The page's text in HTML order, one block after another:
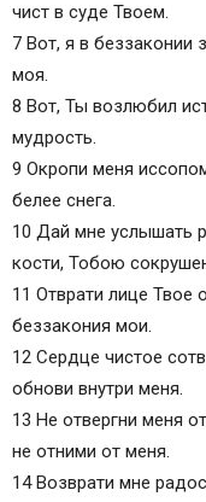
чист в суде Твоем.
7 Вот, я в беззаконии
моя.
8 Вот, Ты возлюбил
мудрость.
9 Окропи меня
белее снега.
10 Дай мне услышать
кости, Тобою
11 Отврати лице Твое
беззакония мои.
12 Сердце чистое
обнови внутри меня.
13 Не отвергни меня
не отними от меня.
14 Возврати мне